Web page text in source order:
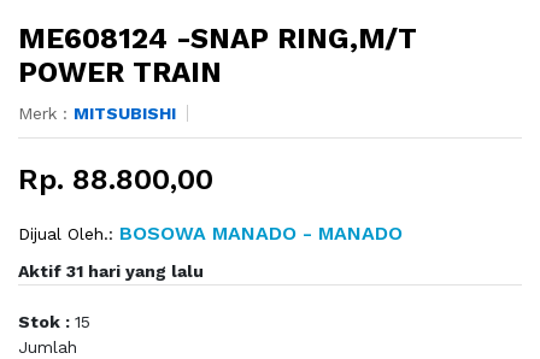
ME608124 -SNAP RING,M/T
POWER TRAIN
Merk : MITSUBISHI
Rp. 88.800,00
Dijual Oleh.: BOSOWA MANADO - MANADO
Aktif 31 hari yang lalu
Stok : 15
Jumlah